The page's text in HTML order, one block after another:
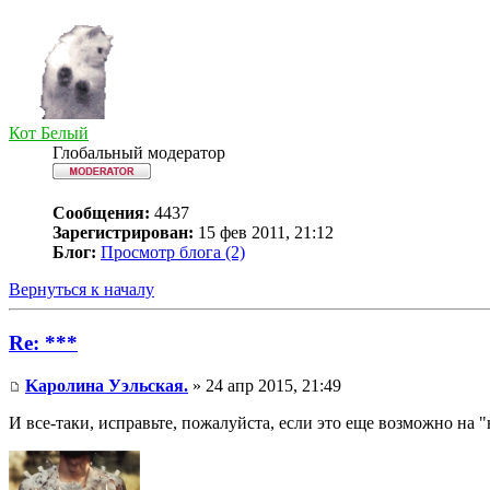
Кот Белый
Глобальный модератор
Сообщения: 4437
Зарегистрирован: 15 фев 2011, 21:12
Блог: Просмотр блога (2)
Вернуться к началу
Re: ***
Kaролина Уэльская. » 24 апр 2015, 21:49
И все-таки, исправьте, пожалуйста, если это еще возможно на